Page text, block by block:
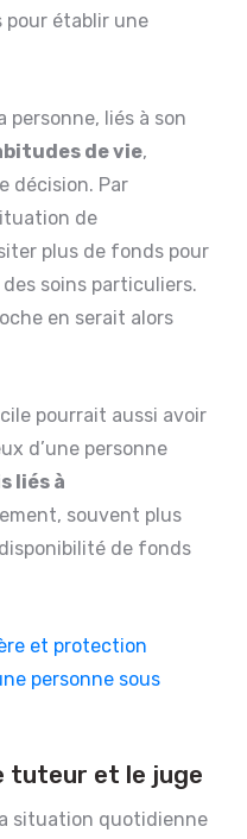
pour établir une
personne, liés à son
de vie,
décision. Par
de
plus de fonds pour
soins particuliers.
en serait alors
pourrait aussi avoir
d’une personne
liés à
souvent plus
de fonds
et protection
personne sous
tuteur et le juge
situation quotidienne